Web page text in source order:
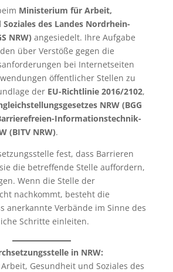
Ministerium für Arbeit,
des Landes Nordrhein-
NRW) angesiedelt. Ihre Aufgabe
über Verstöße gegen die
bei Internetseiten
öffentlicher Stellen zu
der EU-Richtlinie 2016/2102,
NRW (BGG
Informationstechnik-
(BITV NRW).
fest, dass Barrieren
die betreffende Stelle auffordern,
Wenn die Stelle der
nachkommt, besteht die
anerkannte Verbände im Sinne des
Schritte einleiten.
in NRW:
Gesundheit und Soziales des